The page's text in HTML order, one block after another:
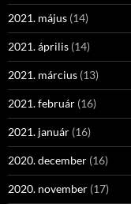
2021. május (14)
2021. április (14)
2021. március (13)
2021. február (16)
2021. január (16)
2020. december (16)
2020. november (17)